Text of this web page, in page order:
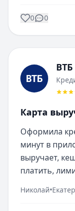
0 0
ВТБ
Карта
Оформила
минут в
выручает,
платить,
Николай•